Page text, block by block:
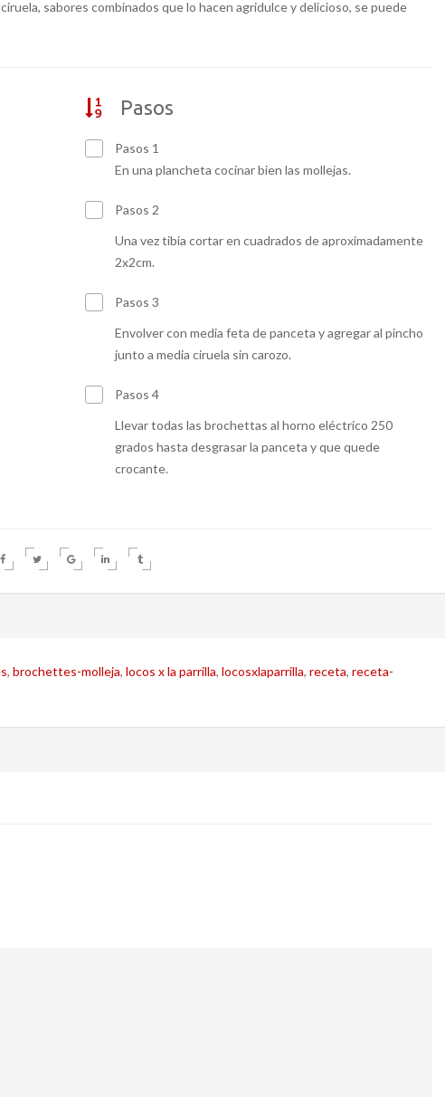
sabores combinados que lo hacen agridulce y delicioso, se puede
Pasos
Pasos 1
En una plancheta cocinar bien las mollejas.
Pasos 2
Una vez tibia cortar en cuadrados de aproximadamente
2x2cm.
Pasos 3
Envolver con media feta de panceta y agregar al pincho
junto a media ciruela sin carozo.
Pasos 4
Llevar todas las brochettas al horno eléctrico 250
grados hasta desgrasar la panceta y que quede
crocante.
, brochettes-molleja, locos x la parrilla, locosxlaparrilla, receta, receta-